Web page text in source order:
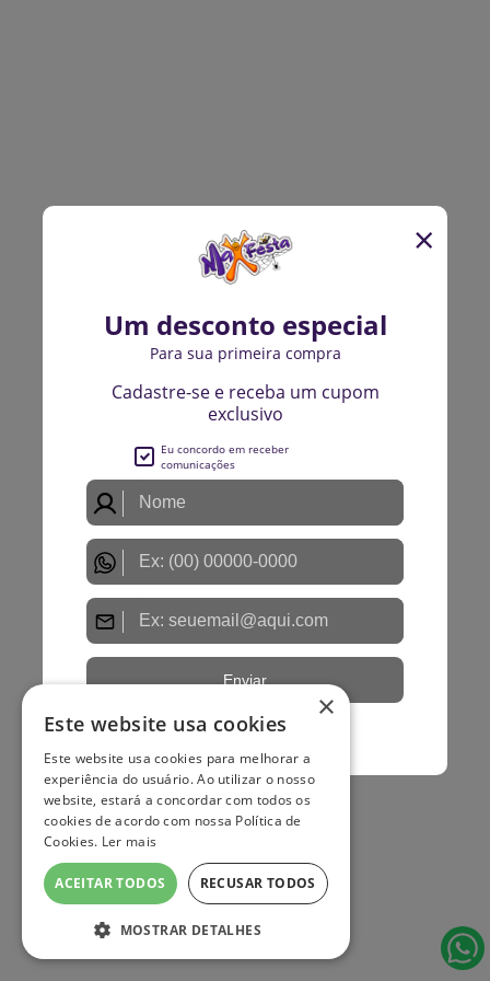
×
Este website usa cookies
Este website usa cookies para melhorar a
experiência do usuário. Ao utilizar o nosso
website, estará a concordar com todos os
cookies de acordo com nossa Política de
Cookies. Ler mais
ACEITAR TODOS RECUSAR TODOS
MOSTRAR DETALHES